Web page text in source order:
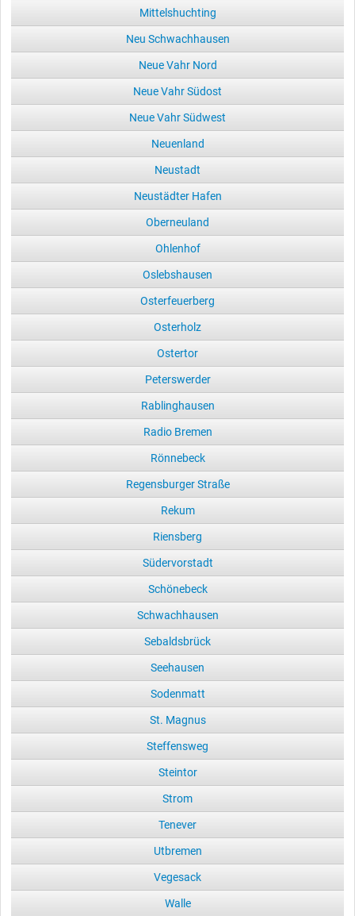
Mittelshuchting
Neu Schwachhausen
Neue Vahr Nord
Neue Vahr Südost
Neue Vahr Südwest
Neuenland
Neustadt
Neustädter Hafen
Oberneuland
Ohlenhof
Oslebshausen
Osterfeuerberg
Osterholz
Ostertor
Peterswerder
Rablinghausen
Radio Bremen
Rönnebeck
Regensburger Straße
Rekum
Riensberg
Südervorstadt
Schönebeck
Schwachhausen
Sebaldsbrück
Seehausen
Sodenmatt
St. Magnus
Steffensweg
Steintor
Strom
Tenever
Utbremen
Vegesack
Walle